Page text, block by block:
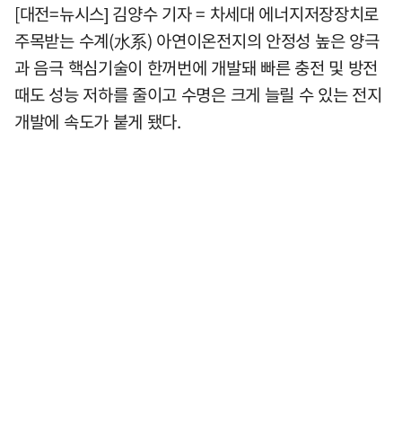
[대전=뉴시스] 김양수 기자 = 차세대 에너지저장장치로
주목받는 수계(水系) 아연이온전지의 안정성 높은 양극
과 음극 핵심기술이 한꺼번에 개발돼 빠른 충전 및 방전
때도 성능 저하를 줄이고 수명은 크게 늘릴 수 있는 전지
개발에 속도가 붙게 됐다.